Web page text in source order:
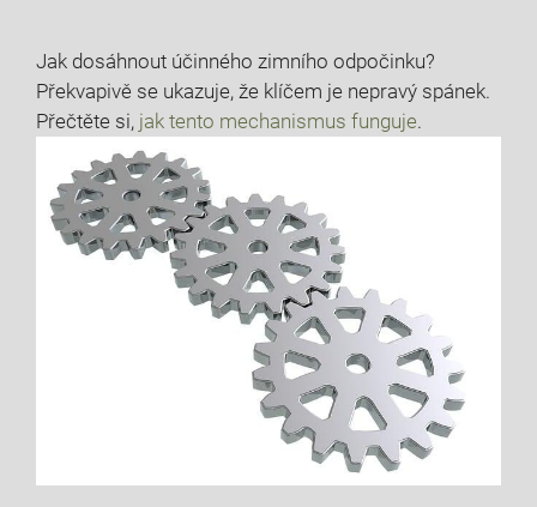
Jak dosáhnout účinného zimního odpočinku?
Překvapivě se ukazuje, že klíčem je nepravý spánek.
Přečtěte si, jak tento mechanismus funguje.